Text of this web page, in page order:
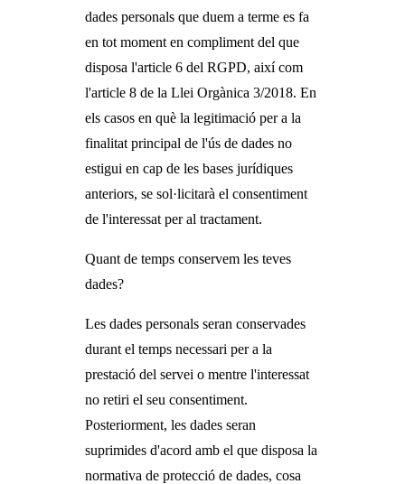
dades personals que duem a terme es fa
en tot moment en compliment del que
disposa l'article 6 del RGPD, així com
l'article 8 de la Llei Orgànica 3/2018. En
els casos en què la legitimació per a la
finalitat principal de l'ús de dades no
estigui en cap de les bases jurídiques
anteriors, se sol·licitarà el consentiment
de l'interessat per al tractament.
Quant de temps conservem les teves
dades?
Les dades personals seran conservades
durant el temps necessari per a la
prestació del servei o mentre l'interessat
no retiri el seu consentiment.
Posteriorment, les dades seran
suprimides d'acord amb el que disposa la
normativa de protecció de dades, cosa